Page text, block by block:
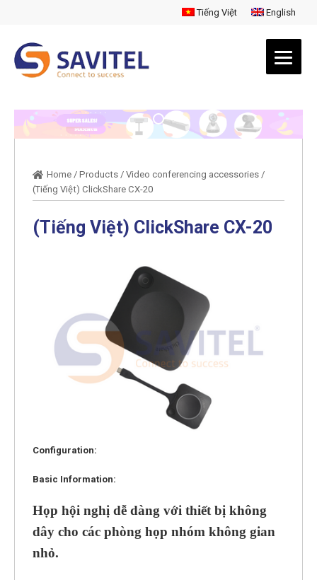
Tiếng Việt English
Home / Products / Video conferencing accessories /
(Tiếng Việt) ClickShare CX-20
(Tiếng Việt) ClickShare CX-20
Configuration:
Basic Information:
Họp hội nghị dễ dàng với thiết bị không
dây cho các phòng họp nhóm không gian
nhỏ.